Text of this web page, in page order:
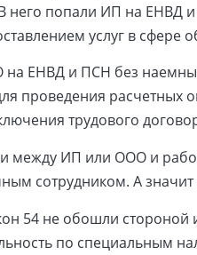
попали ИП на ЕНВД и
услуг в
ЕНВД и ПСН без
проведения
трудового
между ИП или ООО и
сотрудником. А
54 не обошли стороной
по специальным